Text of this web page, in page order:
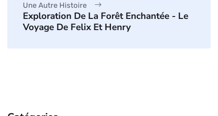
Une Autre Histoire
Exploration De La Forêt Enchantée - Le
Voyage De Felix Et Henry